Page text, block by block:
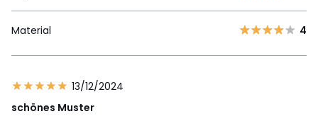
Material 4
13/12/2024
schönes Muster